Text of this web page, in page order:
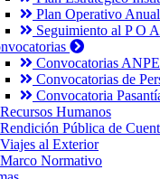
Plan Operativo Anual
Seguimiento al P O A
Convocatorias ANPE
Convocatorias de
Convocatoria
Recursos Humanos
Rendición Pública de
Viajes al Exterior
Marco Normativo